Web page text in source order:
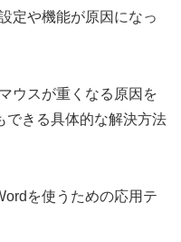
定や機能が原因になっ
ウスが重くなる原因を
できる具体的な解決方法
を使うための応用テ